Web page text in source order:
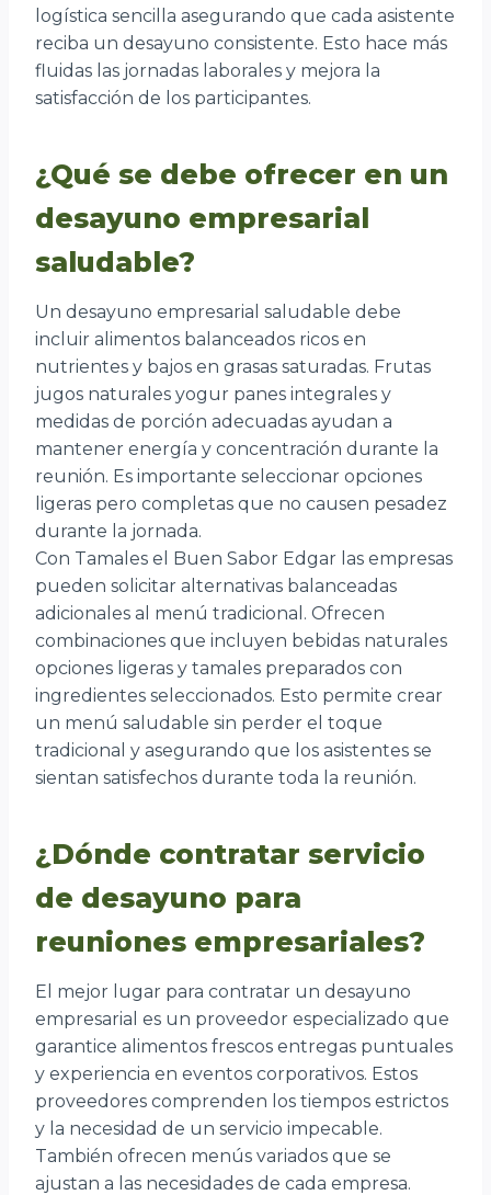
logística sencilla asegurando que cada asistente
reciba un desayuno consistente. Esto hace más
fluidas las jornadas laborales y mejora la
satisfacción de los participantes.
¿Qué se debe ofrecer en un
desayuno empresarial
saludable?
Un desayuno empresarial saludable debe
incluir alimentos balanceados ricos en
nutrientes y bajos en grasas saturadas. Frutas
jugos naturales yogur panes integrales y
medidas de porción adecuadas ayudan a
mantener energía y concentración durante la
reunión. Es importante seleccionar opciones
ligeras pero completas que no causen pesadez
durante la jornada.
Con Tamales el Buen Sabor Edgar las empresas
pueden solicitar alternativas balanceadas
adicionales al menú tradicional. Ofrecen
combinaciones que incluyen bebidas naturales
opciones ligeras y tamales preparados con
ingredientes seleccionados. Esto permite crear
un menú saludable sin perder el toque
tradicional y asegurando que los asistentes se
sientan satisfechos durante toda la reunión.
¿Dónde contratar servicio
de desayuno para
reuniones empresariales?
El mejor lugar para contratar un desayuno
empresarial es un proveedor especializado que
garantice alimentos frescos entregas puntuales
y experiencia en eventos corporativos. Estos
proveedores comprenden los tiempos estrictos
y la necesidad de un servicio impecable.
También ofrecen menús variados que se
ajustan a las necesidades de cada empresa.